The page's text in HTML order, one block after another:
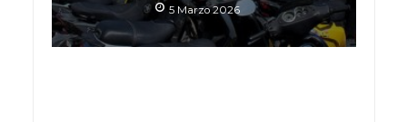
5 Marzo 2026